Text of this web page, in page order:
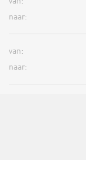
naar:
van:
naar: